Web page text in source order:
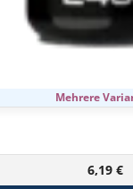
Mehrere
6,19 €